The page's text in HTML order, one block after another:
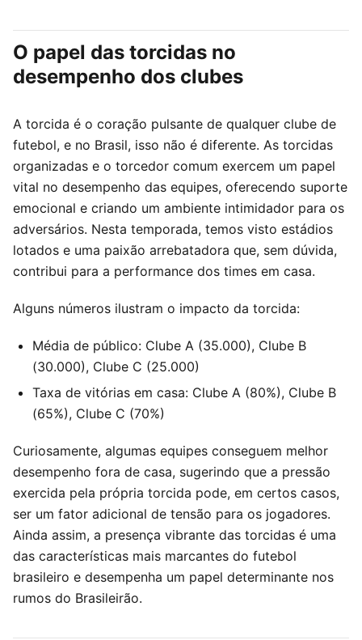
O papel das torcidas no
desempenho dos clubes
A torcida é o coração pulsante de qualquer clube de
futebol, e no Brasil, isso não é diferente. As torcidas
organizadas e o torcedor comum exercem um papel
vital no desempenho das equipes, oferecendo suporte
emocional e criando um ambiente intimidador para os
adversários. Nesta temporada, temos visto estádios
lotados e uma paixão arrebatadora que, sem dúvida,
contribui para a performance dos times em casa.
Alguns números ilustram o impacto da torcida:
Média de público: Clube A (35.000), Clube B
(30.000), Clube C (25.000)
Taxa de vitórias em casa: Clube A (80%), Clube B
(65%), Clube C (70%)
Curiosamente, algumas equipes conseguem melhor
desempenho fora de casa, sugerindo que a pressão
exercida pela própria torcida pode, em certos casos,
ser um fator adicional de tensão para os jogadores.
Ainda assim, a presença vibrante das torcidas é uma
das características mais marcantes do futebol
brasileiro e desempenha um papel determinante nos
rumos do Brasileirão.